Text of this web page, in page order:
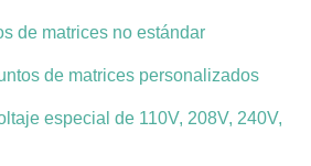
de matrices no estándar
de matrices personalizados
especial de 110V, 208V, 240V,